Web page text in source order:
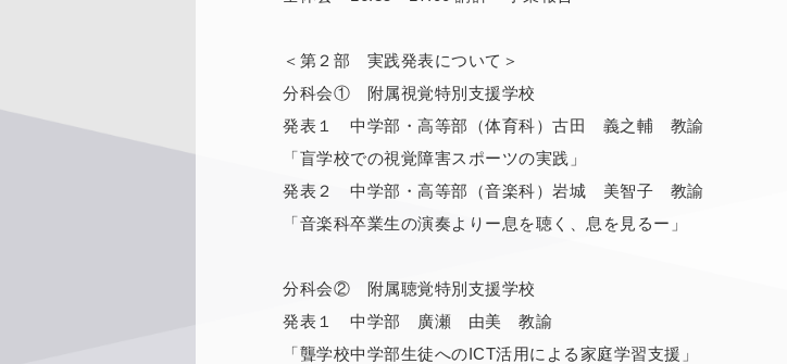
＜第２部 実践発表について＞
分科会① 附属視覚特別支援学校
発表１ 中学部・高等部（体育科）古田 義之輔 教諭
「盲学校での視覚障害スポーツの実践」
発表２ 中学部・高等部（音楽科）岩城 美智子 教諭
「音楽科卒業生の演奏よりー息を聴く、息を見るー」
分科会② 附属聴覚特別支援学校
発表１ 中学部 廣瀬 由美 教諭
「聾学校中学部生徒へのICT活用による家庭学習支援」